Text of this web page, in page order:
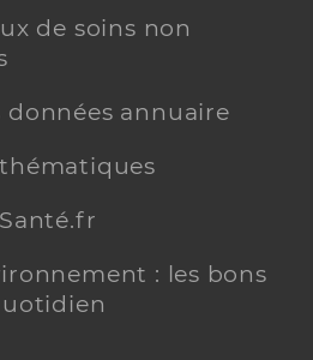
de soins non
données annuaire
thématiques
: les bons